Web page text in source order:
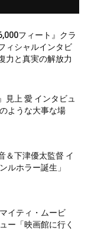
フィート』クラ
ィシャルインタビ
力と真実の解放力
見上 愛 インタビュ
ような大事な場
＆下津優太監督 イ
ルホラー誕生」
イティ・ムービ
ー「映画館に行く